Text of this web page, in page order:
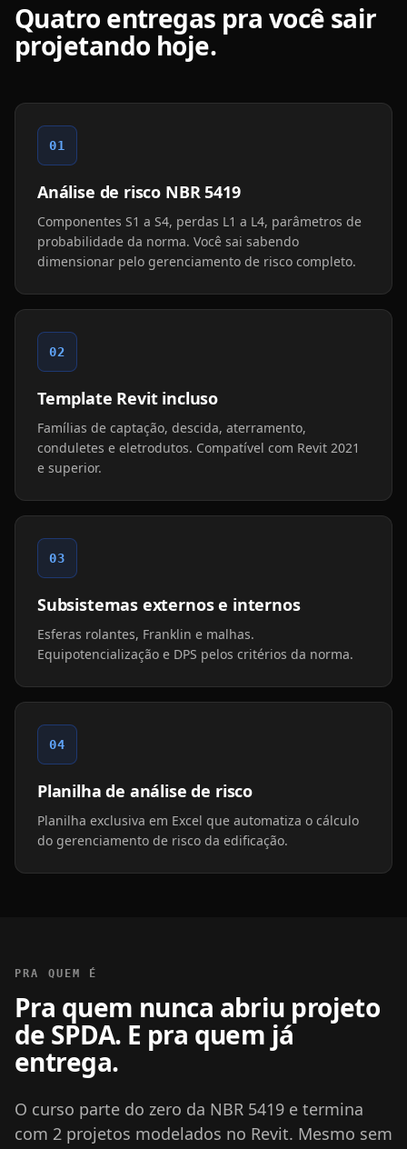
Quatro entregas pra você sair
projetando hoje.
01
Análise de risco NBR 5419
Componentes S1 a S4, perdas L1 a L4, parâmetros de
probabilidade da norma. Você sai sabendo
dimensionar pelo gerenciamento de risco completo.
02
Template Revit incluso
Famílias de captação, descida, aterramento,
conduletes e eletrodutos. Compatível com Revit 2021
e superior.
03
Subsistemas externos e internos
Esferas rolantes, Franklin e malhas.
Equipotencialização e DPS pelos critérios da norma.
04
Planilha de análise de risco
Planilha exclusiva em Excel que automatiza o cálculo
do gerenciamento de risco da edificação.
PRA QUEM É
Pra quem nunca abriu projeto
de SPDA. E pra quem já
entrega.
O curso parte do zero da NBR 5419 e termina
com 2 projetos modelados no Revit. Mesmo sem